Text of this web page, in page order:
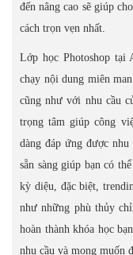
đến nâng cao sẽ giúp
cách trọn vẹn nhất.
Lớp học Photoshop tại
chạy nội dung miên
cũng như với nhu cầu
trọng tâm giúp công
dàng đáp ứng được
sẵn sàng giúp bạn có
kỳ diệu, đặc biệt,
như những phù thủy
hoàn thành khóa học
nhu cầu và mong muốn